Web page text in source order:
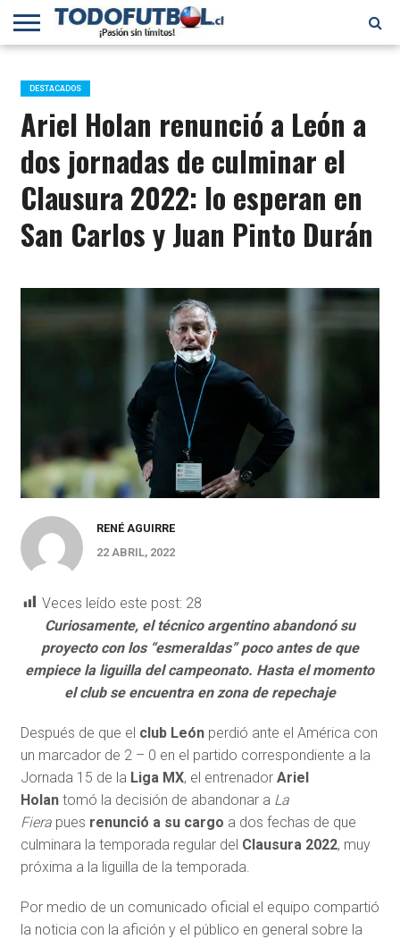
PRIMERA
B
SELECCIÓN
CHILENA
CHILENOS
EN EL
MUNDO
FÚTBOL
INTERNACIONAL
DESTACADOS
Ariel Holan renunció a León a
dos jornadas de culminar el
Clausura 2022: lo esperan en
San Carlos y Juan Pinto Durán
RENÉ AGUIRRE
22 ABRIL, 2022
Veces leído este post: 28
Curiosamente, el técnico argentino abandonó su
proyecto con los “esmeraldas” poco antes de que
empiece la liguilla del campeonato. Hasta el momento
el club se encuentra en zona de repechaje
Después de que el club Leónperdió ante el América con
un marcador de 2 – 0 en el partido correspondiente a la
Jornada 15 de la Liga MX, el entrenador Ariel
Holantomó la decisión de abandonar a La
Fierapues renunció a su cargo a dos fechas de que
culminara la temporada regular del Clausura 2022, muy
próxima a la liguilla de la temporada.
Por medio de un comunicado oficial el equipo compartió
la noticia con la afición y el público en general sobre la